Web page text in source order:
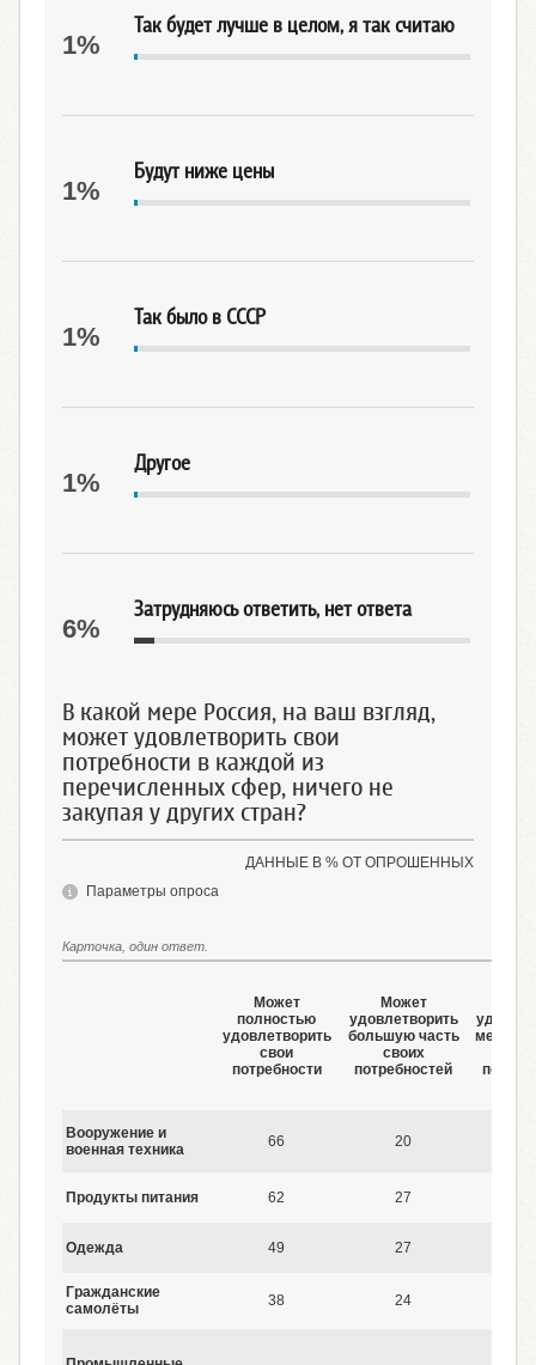
Так будет лучше в целом, я так считаю
1%
Будут ниже цены
1%
Так было в СССР
1%
Другое
1%
Затрудняюсь ответить, нет ответа
6%
В какой мере Россия, на ваш взгляд,
может удовлетворить свои
потребности в каждой из
перечисленных сфер, ничего не
закупая у других стран?
ДАННЫЕ В % ОТ ОПРОШЕННЫХ
Параметры опроса
Карточка, один ответ.
Может
полностью
удовлетворить
свои
потребности
Может
удовлетворить
большую часть
своих
потребностей
Вооружение и
военная техника
66 20
Продукты питания 62 27
Одежда 49 27
Гражданские
самолёты
38 24